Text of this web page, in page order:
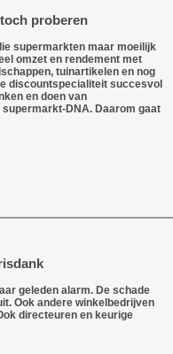
proberen
supermarkten maar moeilijk
omzet en rendement met
tuinartikelen en nog
discountspecialiteit succesvol
en doen van
DNA. Daarom gaat
geleden alarm. De schade
Ook andere winkelbedrijven
directeuren en keurige